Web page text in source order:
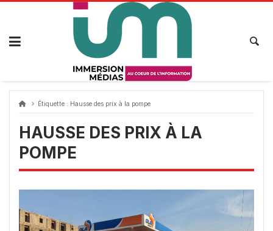
Passer
Étiquette : Hausse des prix à la pompe
HAUSSE DES PRIX À LA
POMPE